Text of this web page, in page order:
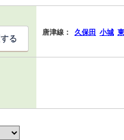
唐津線： 久保田 小城
る